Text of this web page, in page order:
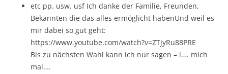
etc pp. usw. usf Ich danke der Familie, Freunden,
Bekannten die das alles ermöglicht habenUnd weil es
mir dabei so gut geht:
https://www.youtube.com/watch?v=ZTjyRu88PRE
Bis zu nächsten Wahl kann ich nur sagen – l…. mich
mal….